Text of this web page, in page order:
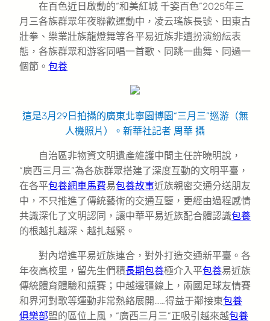
在百色近日啟動的“和美紅城 千姿百色”2025年三
月三各族群眾年夜聯歡運動中，凌云瑤族長號、田東古
壯拳、樂業壯族龍燈舞等各平易近族非遺扮演紛紜表
態，各族群眾和游客同唱一首歌、同跳一曲舞、同過一
個節。 包養
這是3月29日拍攝的廣東北寧園博園“三月三”巡游（無
人機照片）。新華社記者 周華 攝
自治區非物資文明遺產維護中間主任許曉明說，
“廣西三月三”為各族群眾搭建了深度互動的文明平臺，
在各平包養網車馬費易包養故事近族親密交通分送朋友
中，不只推進了傳統藝術的交通互鑒，更經由過程感情
共識深化了文明認同，讓中華平易近族配合體認識包養
的根越扎越深、越扎越緊。
對內增進平易近族連合，對外打造交通新平臺。各
年夜高校里，留先生們積長期包養極介入平包養易近族
傳統體育體驗和競賽；中越邊疆線上，兩國足球友情賽
和界河對歌等運動非常熱絡展開……得益于鄰接東包養
俱樂部盟的區位上風，“廣西三月三”正吸引越來越包養